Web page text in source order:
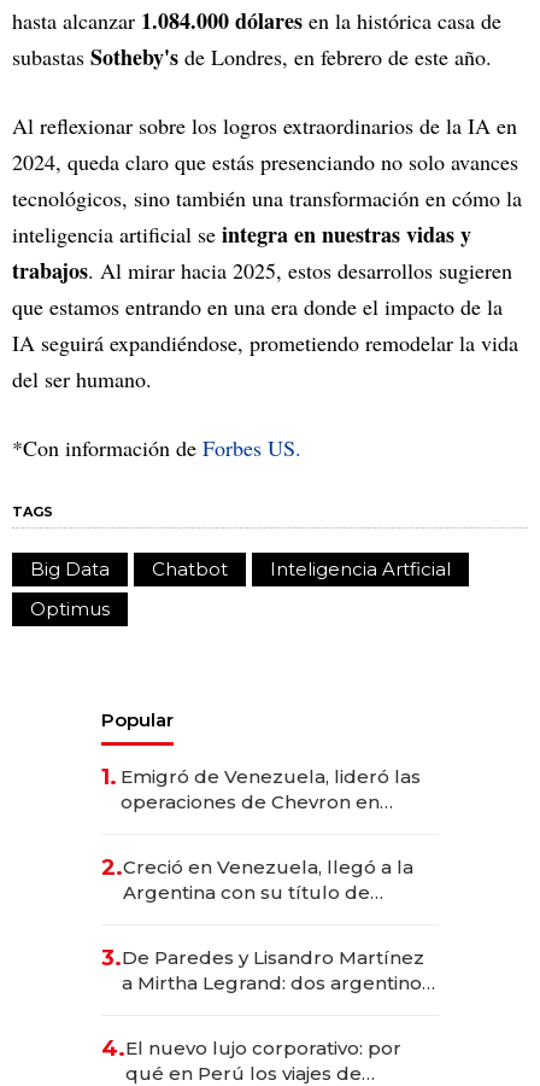
hasta alcanzar 1.084.000 dólares en la histórica casa de
subastas Sotheby's de Londres, en febrero de este año.
Al reflexionar sobre los logros extraordinarios de la IA en
2024, queda claro que estás presenciando no solo avances
tecnológicos, sino también una transformación en cómo la
inteligencia artificial se integra en nuestras vidas y
trabajos. Al mirar hacia 2025, estos desarrollos sugieren
que estamos entrando en una era donde el impacto de la
IA seguirá expandiéndose, prometiendo remodelar la vida
del ser humano.
*Con información de Forbes US.
TAGS
Big Data Chatbot
Inteligencia Artficial
Optimus
Popular
1. Emigró de Venezuela, lideró las
operaciones de Chevron en
2.Creció en Venezuela, llegó a la
Argentina con su título de
las marcas "fast premium"
3.De Paredes y Lisandro Martínez
a Mirtha Legrand: dos argentinos
4.El nuevo lujo corporativo: por
qué en Perú los viajes de